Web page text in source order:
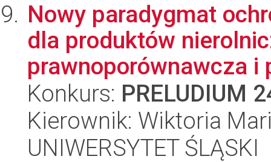
Nowy paradygmat
dla produktów
prawnoporównawcza i
Konkurs: PRELUDIUM
Kierownik: Wiktoria
UNIWERSYTET ŚLĄSKI